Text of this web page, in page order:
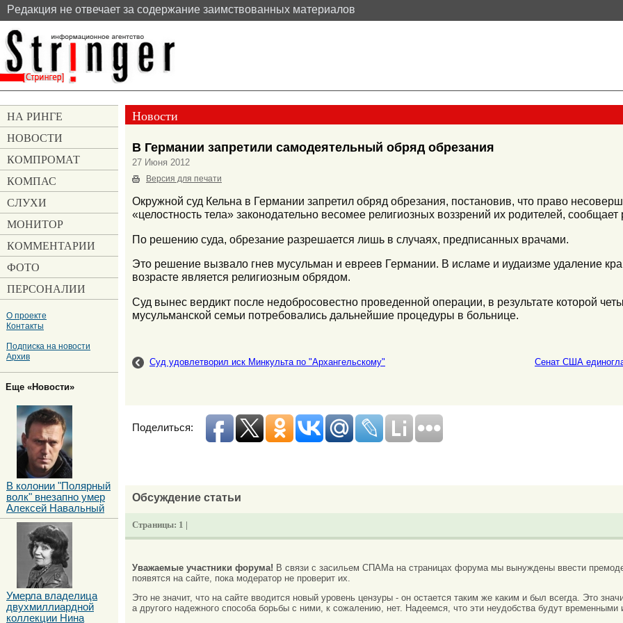
Pедакция не отвечает за содержание заимствованных материалов
Новости
В Германии запретили самодеятельный обряд обрезания
27 Июня 2012
Версия для печати
Окружной суд Кельна в Германии запретил обряд обрезания, постановив, что право
«целостность тела» законодательно весомее религиозных воззрений их родителей,
По решению суда, обрезание разрешается лишь в случаях, предписанных врачами.
Это решение вызвало гнев мусульман и евреев Германии. В исламе и иудаизме удаление
возрасте является религиозным обрядом.
Суд вынес вердикт после недобросовестно проведенной операции, в результате которой
мусульманской семьи потребовались дальнейшие процедуры в больнице.
Суд удовлетворил иск Минкульта по "Архангельскому" Сенат США
Поделиться:
Обсуждение статьи
Страницы: 1 |
Уважаемые участники форума! В связи с засильем СПАМа на страницах форума мы вынуждены ввести
появятся на сайте, пока модератор не проверит их.
Это не значит, что на сайте вводится новый уровень цензуры - он остается таким же каким и был всегда. Это
а другого надежного способа борьбы с ними, к сожалению, нет. Надеемся, что эти неудобства будут
НА РИНГЕ
НОВОСТИ
КОМПРОМАТ
КОМПАС
СЛУХИ
МОНИТОР
КОММЕНТАРИИ
ФОТО
ПЕРСОНАЛИИ
О проекте
Контакты
Подписка на новости
Архив
Еще «Новости»
В колонии "Полярный
волк" внезапно умер
Алексей Навальный
Умерла владелица
двухмиллиардной
коллекции Нина